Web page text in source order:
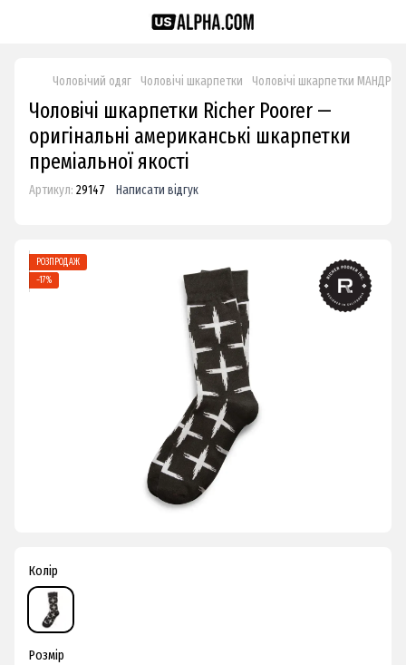
Чоловічий одяг Чоловічі шкарпетки Чоловічі шкарпетки
Чоловічі шкарпетки Richer Poorer —
оригінальні американські шкарпетки
преміальної якості
Артикул: 29147 Написати відгук
РОЗПРОДАЖ
−17%
Колір
Розмір